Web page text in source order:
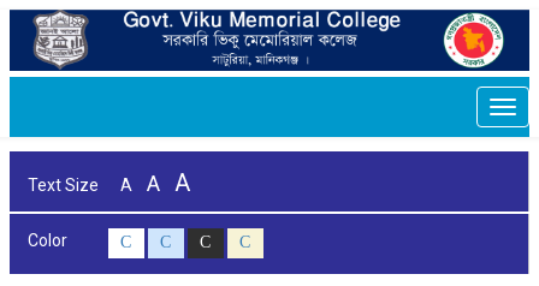
Text Size A A A
Color C C C C